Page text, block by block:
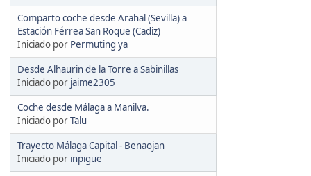
Comparto coche desde Arahal (Sevilla) a
Estación Férrea San Roque (Cadiz)
Iniciado por Permuting ya
Desde Alhaurin de la Torre a Sabinillas
Iniciado por jaime2305
Coche desde Málaga a Manilva.
Iniciado porTalu
Trayecto Málaga Capital - Benaojan
Iniciado por inpigue